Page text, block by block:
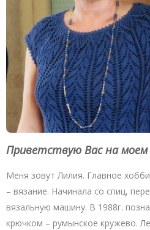
Приветствую Вас на
Меня зовут Лилия. Главное
– вязание. Начинала со спиц,
вязальную машину. В 1988г.
крючком – румынское кружево.